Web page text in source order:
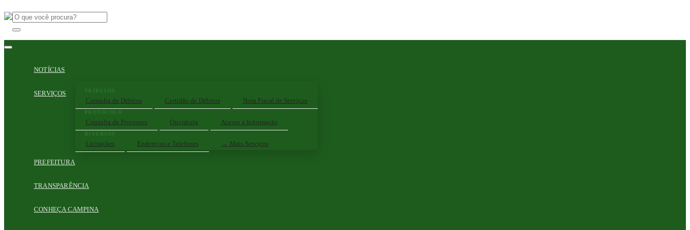
NOTÍCIAS
SERVIÇOS TRIBUTOS
Consulta de Débitos Certidão de Débitos Nota Fiscal de Serviços
PROTOCOLO
Consulta de Processos Ouvidoria Acesso à Informação
DIVERSOS
Licitações Endereços e Telefones → Mais Serviços
PREFEITURA
TRANSPARÊNCIA
CONHEÇA CAMPINA